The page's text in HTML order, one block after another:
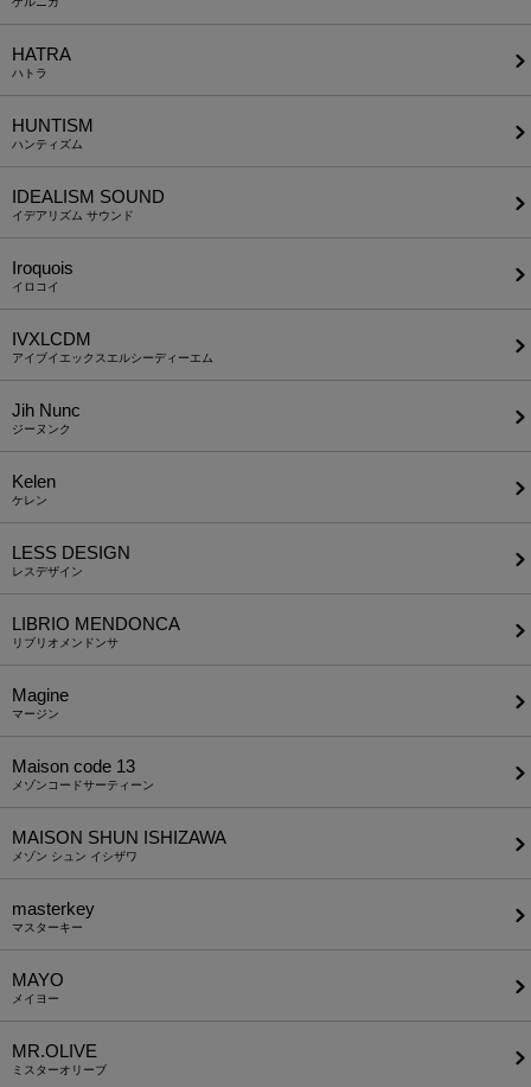
HATRA
ハトラ
HUNTISM
ハンティズム
IDEALISM SOUND
イデアリズム サウンド
Iroquois
イロコイ
IVXLCDM
アイブイエックスエルシーディーエム
Jih Nunc
ジーヌンク
Kelen
ケレン
LESS DESIGN
レスデザイン
LIBRIO MENDONCA
リブリオメンドンサ
Magine
マージン
Maison code 13
メゾンコードサーティーン
MAISON SHUN ISHIZAWA
メゾン シュン イシザワ
masterkey
マスターキー
MAYO
メイヨー
MR.OLIVE
ミスターオリーブ